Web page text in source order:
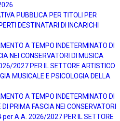
PUBBLICA PER TITOLI PER
DESTINATARI DI INCARICHI
A TEMPO INDETERMINATO DI
NEI CONSERVATORI DI MUSICA
2027 PER IL SETTORE ARTISTICO
MUSICALE E PSICOLOGIA DELLA
A TEMPO INDETERMINATO DI
PRIMA FASCIA NEI CONSERVATORI
per A.A. 2026/2027 PER IL SETTORE